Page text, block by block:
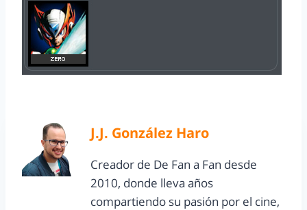
J.J. González Haro
Creador de De Fan a Fan desde
2010, donde lleva años
compartiendo su pasión por el cine,